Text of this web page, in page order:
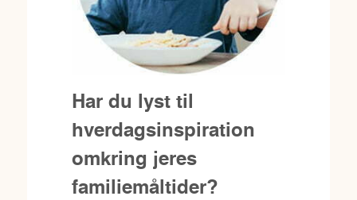
Har du lyst til
hverdagsinspiration
omkring jeres
familiemåltider?